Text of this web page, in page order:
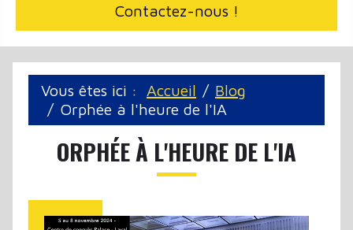
Contactez-nous !
Vous êtes ici : Accueil
Blog
Orphée à l'heure de l'IA
ORPHÉE À L'HEURE DE L'IA